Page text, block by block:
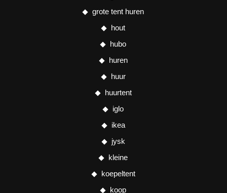
grote tent huren
hout
hubo
huren
huur
huurtent
iglo
ikea
jysk
kleine
koepeltent
koop